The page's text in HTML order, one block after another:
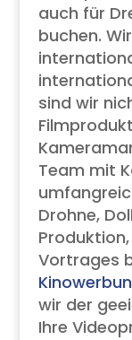
auch für
buchen.
sind wir
Team mit
Drohne,
Vortrages
wir der
Ihre